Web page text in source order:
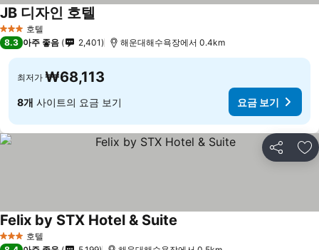
3 성급 호텔
JB 디자인 호텔
8.3 아주 좋음 2,401 해운대해수욕장에서 0.4km
최저가 ₩68,113
8개 사이트의 요금 보기 요금 보기
공유 즐
3 성급 호텔
Felix by STX Hotel & Suite